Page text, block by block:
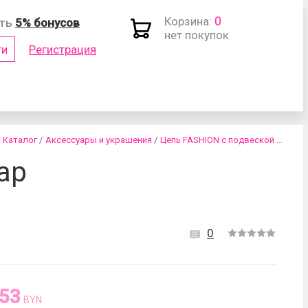
5% бонусов
Регистрация
Корзина: 0
нет покупок
Каталог / Аксессуары и украшения / Цепь FASHION с подвеской ...
0
BYN